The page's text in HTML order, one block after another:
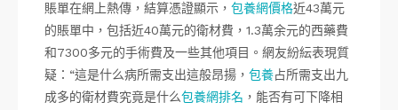
賬單在網上熱傳，結算憑證顯示， 包養網價格近43萬元
的賬單中，包括近40萬元的衛材費，1.3萬余元的西藥費
和7300多元的手術費及一些其他項目。網友紛紜表現質
疑：“這是什么病所需支出這般昂揚， 包養占所需支出九
成多的衛材費究竟是什么包養網排名 ，能否有可下降相